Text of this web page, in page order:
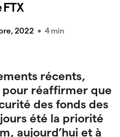
FTX
2022 4 min
récents,
pour réaffirmer que
des fonds des
été la priorité
aujourd’hui et à